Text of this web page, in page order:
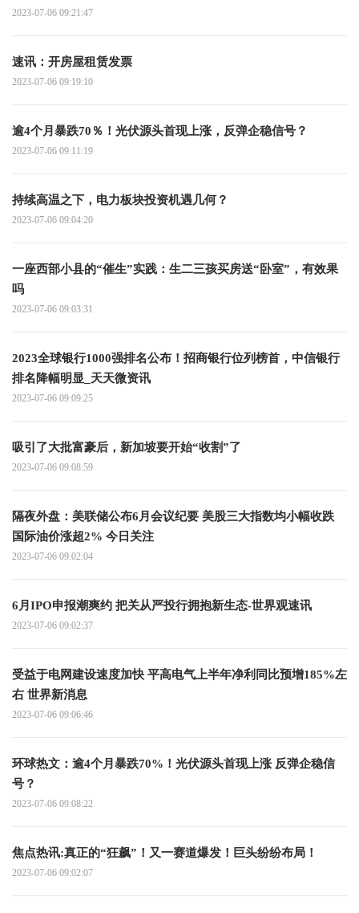
2023-07-06 09:21:47
速讯：开房屋租赁发票
2023-07-06 09:19:10
逾4个月暴跌70％！光伏源头首现上涨，反弹企稳信号？
2023-07-06 09:11:19
持续高温之下，电力板块投资机遇几何？
2023-07-06 09:04:20
一座西部小县的“催生”实践：生二三孩买房送“卧室”，有效果
吗
2023-07-06 09:03:31
2023全球银行1000强排名公布！招商银行位列榜首，中信银行
排名降幅明显_天天微资讯
2023-07-06 09:09:25
吸引了大批富豪后，新加坡要开始“收割”了
2023-07-06 09:08:59
隔夜外盘：美联储公布6月会议纪要 美股三大指数均小幅收跌
国际油价涨超2% 今日关注
2023-07-06 09:02:04
6月IPO申报潮爽约 把关从严投行拥抱新生态-世界观速讯
2023-07-06 09:02:37
受益于电网建设速度加快 平高电气上半年净利同比预增185%左
右 世界新消息
2023-07-06 09:06:46
环球热文：逾4个月暴跌70%！光伏源头首现上涨 反弹企稳信
号？
2023-07-06 09:08:22
焦点热讯:真正的“狂飙”！又一赛道爆发！巨头纷纷布局！
2023-07-06 09:02:07